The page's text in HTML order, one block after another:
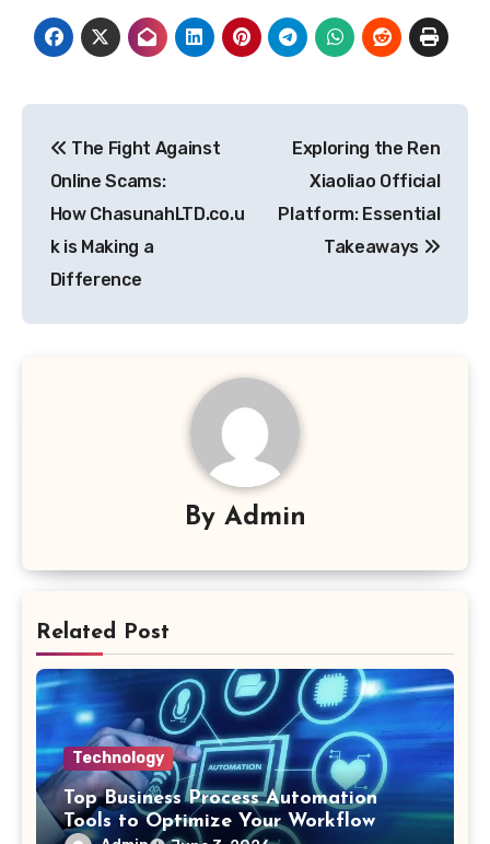
navigation
The Fight Against
Online Scams:
How ChasunahLTD.co.u
k is Making a
Difference
Exploring the Ren
Xiaoliao Official
Platform: Essential
Takeaways
By Admin
Related Post
Technology
Top Business Process Automation
Tools to Optimize Your Workflow